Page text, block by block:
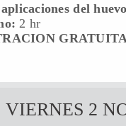
del
2 hr
VIERNES 2